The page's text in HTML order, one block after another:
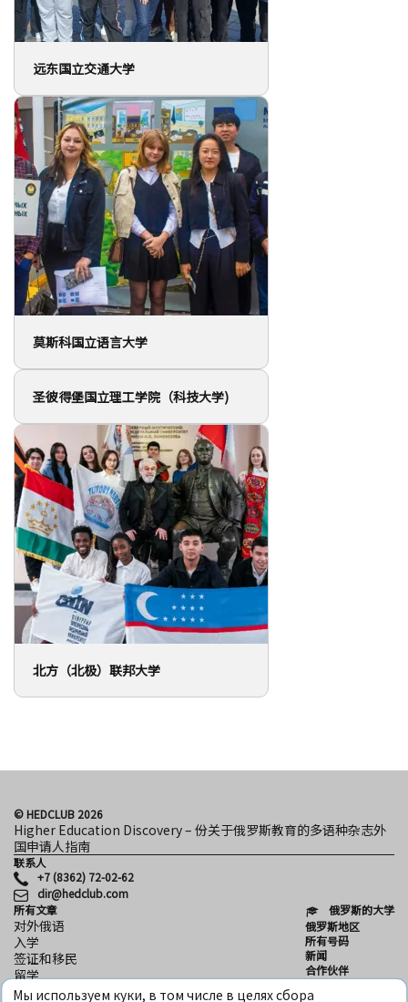
远东国立交通大学
莫斯科国立语言大学
圣彼得堡国立理工学院（科技大学)
北方（北极）联邦大学
© HEDCLUB 2026
Higher Education Discovery – 份关于俄罗斯教育的多语种杂志外
国申请人指南
联系人
+7 (8362) 72-02-62
dir@hedclub.com
所有文章
对外俄语
入学
签证和移民
留学
科学
俄罗斯的大学
俄罗斯地区
所有号码
新闻
合作伙伴
用户协议
保密性
Мы используем куки, в том числе в целях сбора